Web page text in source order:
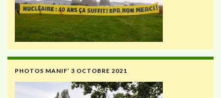
PHOTOS MANIF’ 3 OCTOBRE 2021